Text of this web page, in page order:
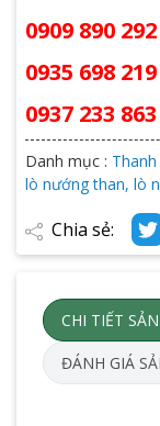
0909 890
0935 698
0937 233
Danh mục :
lò nướng than, lò
Chia sẻ:
CHI TIẾT
ĐÁNH GIÁ